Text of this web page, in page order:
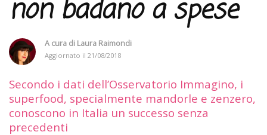
non badano a spese
A cura di Laura Raimondi
Aggiornato il 21/08/2018
Secondo i dati dell’Osservatorio Immagino, i
superfood, specialmente mandorle e zenzero,
conoscono in Italia un successo senza
precedenti